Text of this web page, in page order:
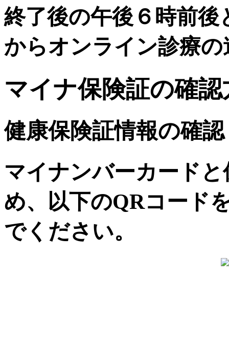
終了後の午後６時前
からオンライン診療
マイナ保険証の確
健康保険証情報の確認
マイナンバーカード
め、以下のQRコード
でください。